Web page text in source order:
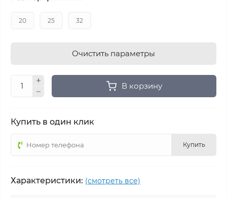
20 25 32
Очистить параметры
В корзину
Купить в один клик
Купить
Характеристики: (смотреть все)